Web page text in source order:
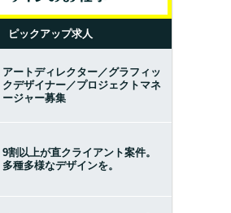
ピックアップ求人
アートディレクター／グラフィッ
クデザイナー／プロジェクトマネ
ージャー募集
9割以上が直クライアント案件。
多種多様なデザインを。